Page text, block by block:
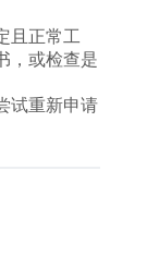
且正常工
，或检查是
试重新申请